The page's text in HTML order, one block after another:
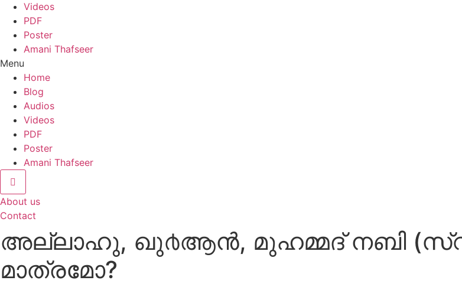
Videos
PDF
Poster
Amani Thafseer
Menu
Home
Blog
Audios
Videos
PDF
Poster
Amani Thafseer
About us
Contact
അല്ലാഹു, ഖു൪ആന്‍, മുഹമ്മദ് നബി
മാത്രമോ?